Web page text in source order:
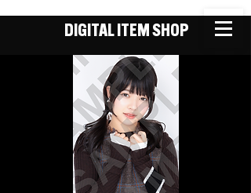
DIGITAL ITEM SHOP